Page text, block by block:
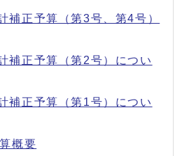
補正予算（第3号、第4号）
補正予算（第2号）につい
補正予算（第1号）につい
概要